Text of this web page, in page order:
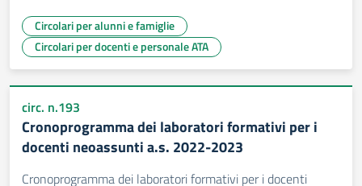
Circolari per alunni e famiglie
Circolari per docenti e personale ATA
circ. n.193
Cronoprogramma dei laboratori formativi per i
docenti neoassunti a.s. 2022-2023
Cronoprogramma dei laboratori formativi per i docenti